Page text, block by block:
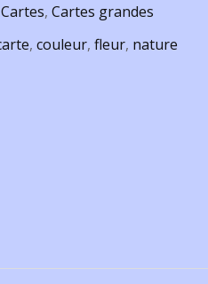
Cartes, Cartes grandes
, couleur, fleur, nature